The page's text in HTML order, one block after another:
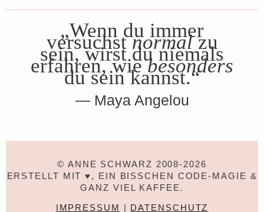
„Wenn du immer
versuchstnormalzu
sein, wirst du niemals
erfahren, wiebesonders
du sein kannst.“
Maya Angelou
© ANNE SCHWARZ 2008-2026
ERSTELLT MIT ♥, EIN BISSCHEN CODE-MAGIE &
GANZ VIEL KAFFEE.
IMPRESSUM | DATENSCHUTZ